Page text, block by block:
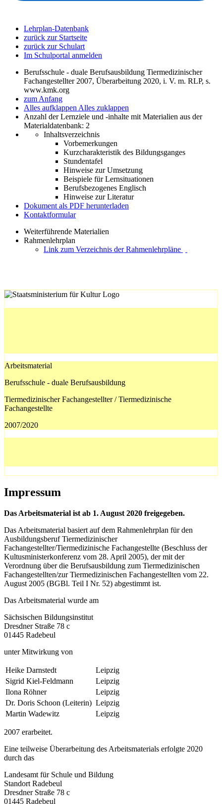
Lehrplan-Datenbank
zurück zur Startseite
zurück zur Schulart
Im Schulportal anmelden
Berufsschule - duale Berufsausbildung Tiermedizinischer
Fachangestellter 2007, Überarbeitung 2020, i. V. m. RLP, s.
www.kmk.org
zum Anfang
Alles aufklappen Alles zuklappen
Anzahl der Lernziele und -inhalte mit Materialien aus der
Materialdatenbank: 2
Inhaltsverzeichnis
Vorbemerkungen
Kurzcharakteristik des Bildungsganges
Stundentafel
Hinweise zur Umsetzung
Beispiele für Lernsituationen
Berufsbezogenes Englisch
Hinweise zur Literatur
Dokument als PDF herunterladen
Kontaktformular
Weiterführende Materialien
Rahmenlehrplan
Link zum Verzeichnis der Rahmenlehrpläne
Arbeitsmaterial
Berufsschule - duale Berufsausbildung
Tiermedizinischer Fachangestellter / Tiermedizinische
Fachangestellte
2007/2020
Impressum
Das Arbeitsmaterial ist ab 1. August 2020 freigegeben.
Das Arbeitsmaterial basiert auf dem Rahmenlehrplan für den
Ausbildungsberuf Tiermedizinischer
Fachangestellter/Tiermedizinische Fachangestellte (Beschluss der
Kultusministerkonferenz vom 28. April 2005), der mit der
Verordnung über die Berufsausbildung zum Tiermedizinischen
Fachangestellten/zur Tiermedizinischen Fachangestellten vom 22.
August 2005 (BGBl. Teil I Nr. 52) abgestimmt ist.
Das Arbeitsmaterial wurde am
Sächsischen Bildungsinstitut
Dresdner Straße 78 c
01445 Radebeul
unter Mitwirkung von
Heike Darnstedt
Leipzig
Sigrid Kiel-Feldmann
Leipzig
Ilona Röhner
Leipzig
Dr. Doris Schoon (Leiterin) Leipzig
Martin Wadewitz
Leipzig
2007 erarbeitet.
Eine teilweise Überarbeitung des Arbeitsmaterials erfolgte 2020
durch das
Landesamt für Schule und Bildung
Standort Radebeul
Dresdner Straße 78 c
01445 Radebeul